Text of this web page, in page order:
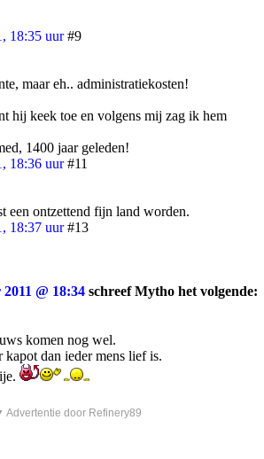
18:35 uur #9
maar eh.. administratiekosten!
hij keek toe en volgens mij zag ik hem
1400 jaar geleden!
18:36 uur #11
een ontzettend fijn land worden.
18:37 uur #13
@ 18:34 schreef Mytho het volgende:
komen nog wel.
kapot dan ieder mens lief is.
Advertentie door Refinery89